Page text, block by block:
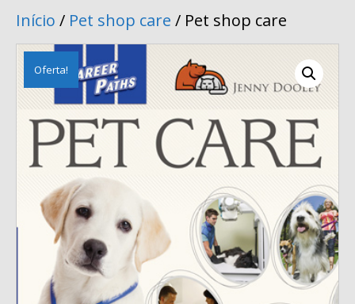
Início / Pet shop care / Pet shop care
Oferta!